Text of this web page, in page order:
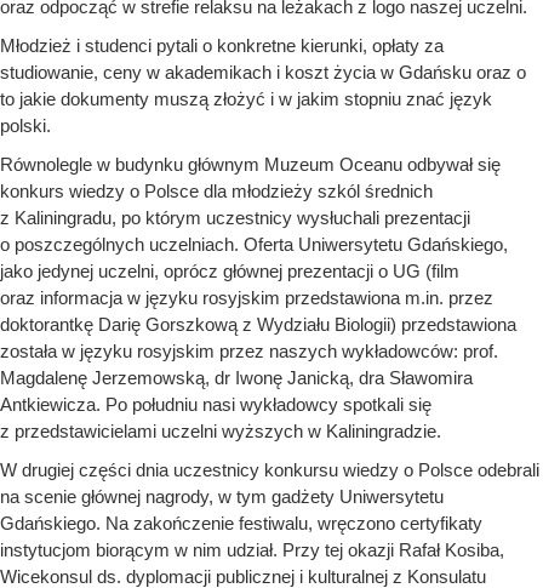
oraz odpocząć w strefie relaksu na leżakach z logo naszej uczelni.
Młodzież i studenci pytali o konkretne kierunki, opłaty za
studiowanie, ceny w akademikach i koszt życia w Gdańsku oraz o
to jakie dokumenty muszą złożyć i w jakim stopniu znać język
polski.
Równolegle w budynku głównym Muzeum Oceanu odbywał się
konkurs wiedzy o Polsce dla młodzieży szkól średnich
z Kaliningradu, po którym uczestnicy wysłuchali prezentacji
o poszczególnych uczelniach. Oferta Uniwersytetu Gdańskiego,
jako jedynej uczelni, oprócz głównej prezentacji o UG (film
oraz informacja w języku rosyjskim przedstawiona m.in. przez
doktorantkę Darię Gorszkową z Wydziału Biologii) przedstawiona
została w języku rosyjskim przez naszych wykładowców: prof.
Magdalenę Jerzemowską, dr Iwonę Janicką, dra Sławomira
Antkiewicza. Po południu nasi wykładowcy spotkali się
z przedstawicielami uczelni wyższych w Kaliningradzie.
W drugiej części dnia uczestnicy konkursu wiedzy o Polsce odebrali
na scenie głównej nagrody, w tym gadżety Uniwersytetu
Gdańskiego. Na zakończenie festiwalu, wręczono certyfikaty
instytucjom biorącym w nim udział. Przy tej okazji Rafał Kosiba,
Wicekonsul ds. dyplomacji publicznej i kulturalnej z Konsulatu